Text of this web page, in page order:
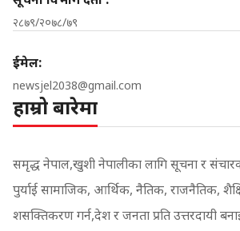
२८७९/२०७८/७९
ईमेल:
newsjel2038@gmail.com
हाम्रो बारेमा
समृद्ध नेपाल,खुशी नेपालीका लागि सूचना र
पुर्याई सामाजिक, आर्थिक, नैतिक, राजनैतिक,
शसक्तिकरण गर्न,देश र जनता प्रति उत्तरदायी